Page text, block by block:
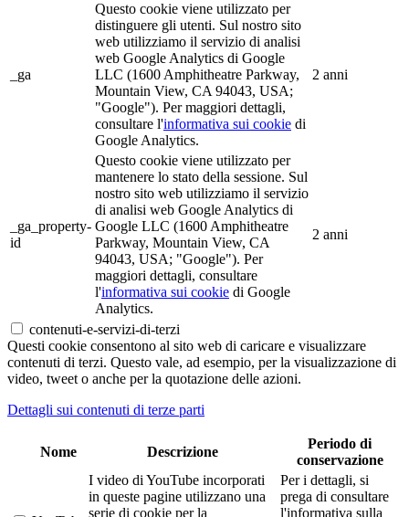
_ga
Questo cookie viene utilizzato per
distinguere gli utenti. Sul nostro sito
web utilizziamo il servizio di analisi
web Google Analytics di Google
LLC (1600 Amphitheatre Parkway,
Mountain View, CA 94043, USA;
"Google"). Per maggiori dettagli,
consultare l'informativa sui cookie di
Google Analytics.
2 anni
_ga_property-
id
Questo cookie viene utilizzato per
mantenere lo stato della sessione. Sul
nostro sito web utilizziamo il servizio
di analisi web Google Analytics di
Google LLC (1600 Amphitheatre
Parkway, Mountain View, CA
94043, USA; "Google"). Per
maggiori dettagli, consultare
l'informativa sui cookie di Google
Analytics.
2 anni
contenuti-e-servizi-di-terzi
Questi cookie consentono al sito web di caricare e visualizzare
contenuti di terzi. Questo vale, ad esempio, per la visualizzazione di
video, tweet o anche per la quotazione delle azioni.
Dettagli sui contenuti di terze parti
Nome Descrizione
Periodo di
conservazione
I video di YouTube incorporati
in queste pagine utilizzano una
serie di cookie per la
Per i dettagli, si
prega di consultare
l'informativa sulla